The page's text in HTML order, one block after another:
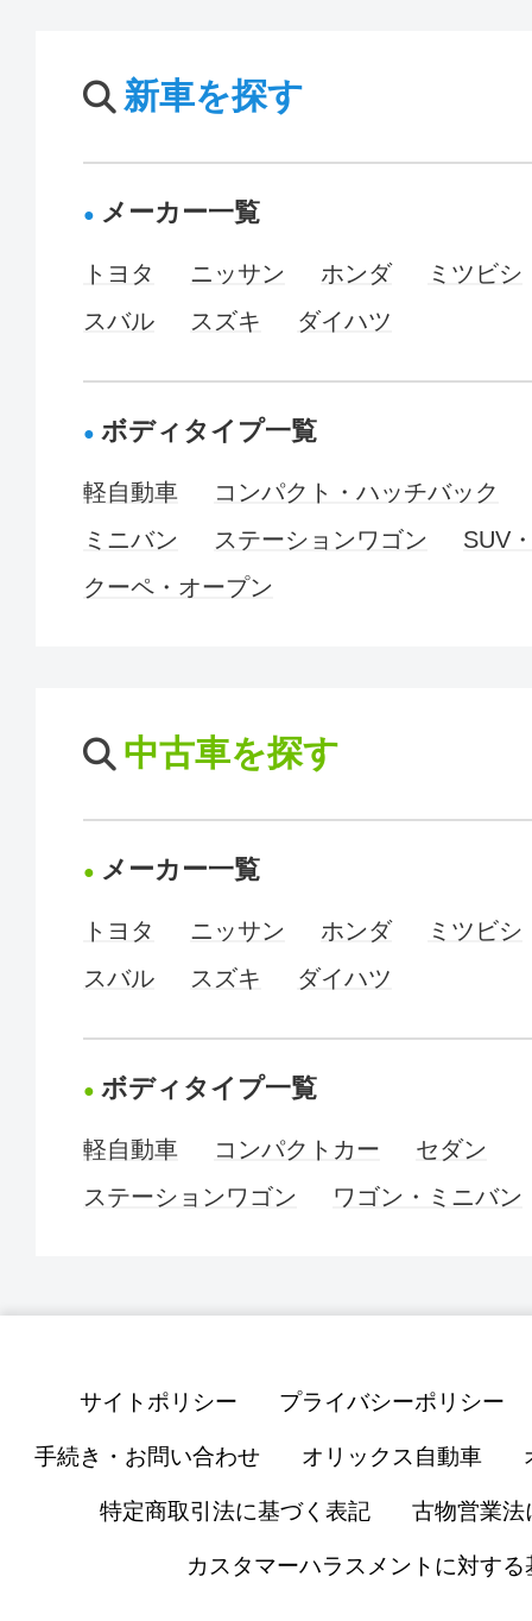
新車を探す
メーカー一覧
トヨタ ニッサン ホンダ
ミツビシ
スバル
スズキ ダイハツ
ボディタイプ一覧
軽自動車
コンパクト・ハッチバック
ミニバン
ステーションワゴン
SUV
クーペ・オープン
中古車を探す
メーカー一覧
トヨタ ニッサン ホンダ
ミツビシ
スバル
スズキ ダイハツ
ボディタイプ一覧
軽自動車 コンパクトカー
セダン
ステーションワゴン
ワゴン・ミニバン
サイトポリシー プライバシーポリシー
手続き・お問い合わせ オリックス自動車
特定商取引法に基づく表記 古物営業法
カスタマーハラスメントに対する